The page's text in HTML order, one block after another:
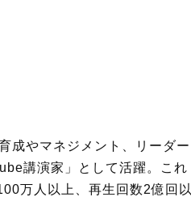
成やマネジメント、リーダー
講演家」として活躍。これ
万人以上、再生回数2億回以